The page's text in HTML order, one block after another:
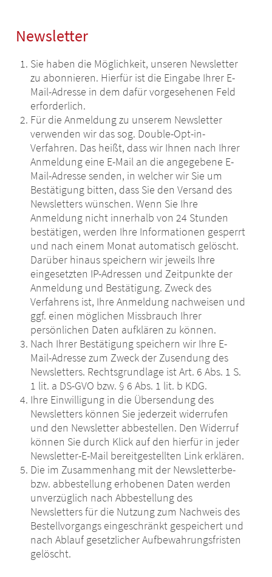
Newsletter
Sie haben die Möglichkeit, unseren Newsletter
zu abonnieren. Hierfür ist die Eingabe Ihrer E-
Mail-Adresse in dem dafür vorgesehenen Feld
erforderlich.
Für die Anmeldung zu unserem Newsletter
verwenden wir das sog. Double-Opt-in-
Verfahren. Das heißt, dass wir Ihnen nach Ihrer
Anmeldung eine E-Mail an die angegebene E-
Mail-Adresse senden, in welcher wir Sie um
Bestätigung bitten, dass Sie den Versand des
Newsletters wünschen. Wenn Sie Ihre
Anmeldung nicht innerhalb von 24 Stunden
bestätigen, werden Ihre Informationen gesperrt
und nach einem Monat automatisch gelöscht.
Darüber hinaus speichern wir jeweils Ihre
eingesetzten IP-Adressen und Zeitpunkte der
Anmeldung und Bestätigung. Zweck des
Verfahrens ist, Ihre Anmeldung nachweisen und
ggf. einen möglichen Missbrauch Ihrer
persönlichen Daten aufklären zu können.
Nach Ihrer Bestätigung speichern wir Ihre E-
Mail-Adresse zum Zweck der Zusendung des
Newsletters. Rechtsgrundlage ist Art. 6 Abs. 1 S.
1 lit. a DS-GVO bzw. § 6 Abs. 1 lit. b KDG.
Ihre Einwilligung in die Übersendung des
Newsletters können Sie jederzeit widerrufen
und den Newsletter abbestellen. Den Widerruf
können Sie durch Klick auf den hierfür in jeder
Newsletter-E-Mail bereitgestellten Link erklären.
Die im Zusammenhang mit der Newsletterbe-
bzw. abbestellung erhobenen Daten werden
unverzüglich nach Abbestellung des
Newsletters für die Nutzung zum Nachweis des
Bestellvorgangs eingeschränkt gespeichert und
nach Ablauf gesetzlicher Aufbewahrungsfristen
gelöscht.